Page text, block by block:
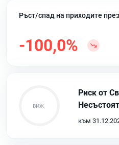
Ръст/спад на приходите
-100,0%
Риск от
към